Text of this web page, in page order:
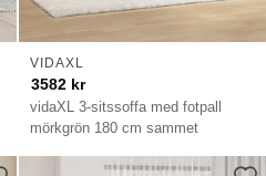
vidaXL 3-sitssoffa med fotpall
mörkgrön 180 cm sammet
VIDAXL
3582 kr